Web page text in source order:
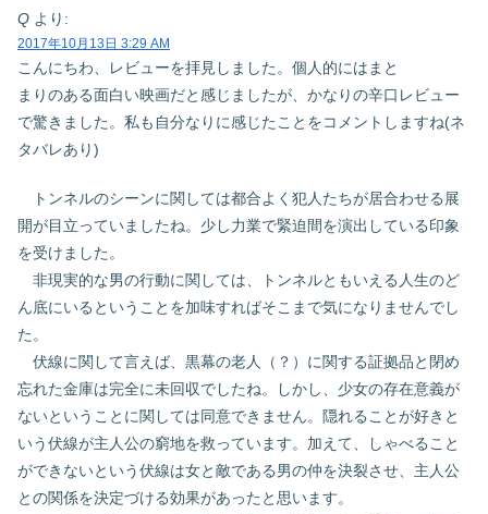
Q より:
2017年10月13日 3:29 AM
こんにちわ、レビューを拝見しました。個人的にはまと
まりのある面白い映画だと感じましたが、かなりの辛口レビュー
で驚きました。私も自分なりに感じたことをコメントしますね(ネ
タバレあり)
トンネルのシーンに関しては都合よく犯人たちが居合わせる展
開が目立っていましたね。少し力業で緊迫間を演出している印象
を受けました。
非現実的な男の行動に関しては、トンネルともいえる人生のど
ん底にいるということを加味すればそこまで気になりませんでし
た。
伏線に関して言えば、黒幕の老人（？）に関する証拠品と閉め
忘れた金庫は完全に未回収でしたね。しかし、少女の存在意義が
ないということに関しては同意できません。隠れることが好きと
いう伏線が主人公の窮地を救っています。加えて、しゃべること
ができないという伏線は女と敵である男の仲を決裂させ、主人公
との関係を決定づける効果があったと思います。